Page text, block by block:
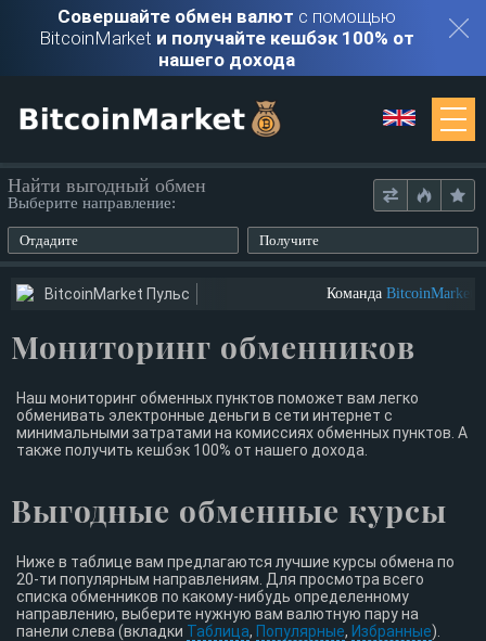
Совершайте обмен валют с помощью
BitcoinMarket и получайте кешбэк 100% от
нашего дохода
Обменники
Войти
Регистрация
Найти выгодный обмен
Выберите направление:
Отдадите Получите
BitcoinMarket Пульс Команда BitcoinMarket
Мониторинг обменников
Наш мониторинг обменных пунктов поможет вам легко
обменивать электронные деньги в сети интернет с
минимальными затратами на комиссиях обменных пунктов. А
также получить кешбэк 100% от нашего дохода.
Выгодные обменные курсы
Ниже в таблице вам предлагаются лучшие курсы обмена по
20-ти популярным направлениям. Для просмотра всего
списка обменников по какому-нибудь определенному
направлению, выберите нужную вам валютную пару на
панели слева (вкладки Таблица, Популярные, Избранные).